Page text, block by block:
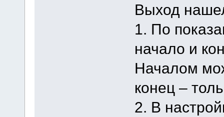
Выход
1. По
начало и
Началом
конец –
2. В